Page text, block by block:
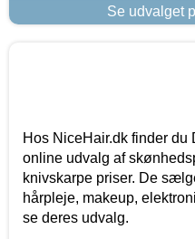
Se udvalget
Hos NiceHair.dk finder du
online udvalg af
knivskarpe priser. De
hårpleje, makeup,
se deres udvalg.